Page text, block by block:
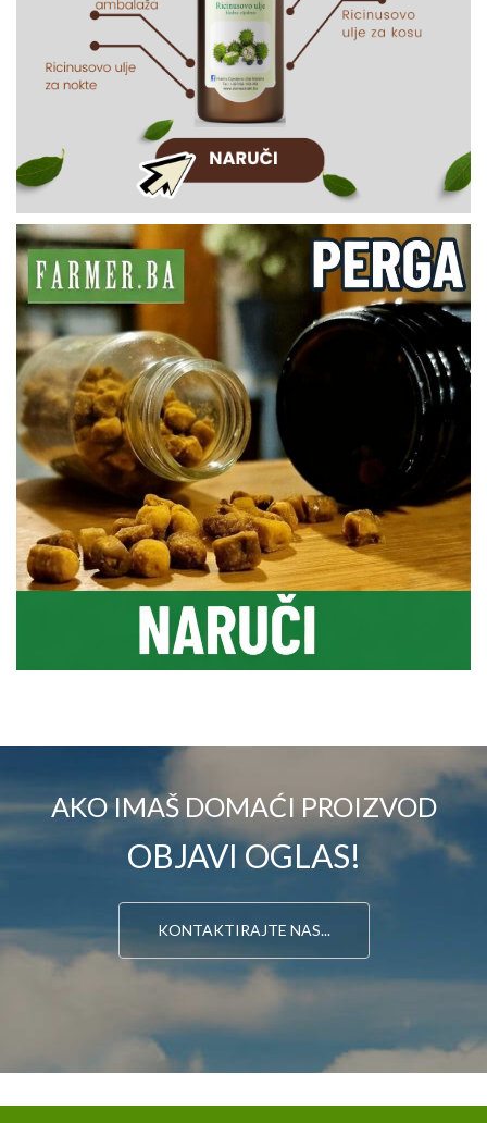
AKO IMAŠ DOMAĆI PROIZVOD
OBJAVI OGLAS!
KONTAKTIRAJTE NAS...